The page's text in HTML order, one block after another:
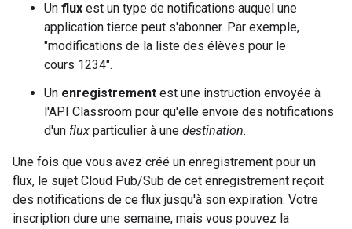
Un flux est un type de notifications auquel une
application tierce peut s'abonner. Par exemple,
"modifications de la liste des élèves pour le
cours 1234".
Un enregistrement est une instruction envoyée à
l'API Classroom pour qu'elle envoie des notifications
d'un flux particulier à une destination.
Une fois que vous avez créé un enregistrement pour un
flux, le sujet Cloud Pub/Sub de cet enregistrement reçoit
des notifications de ce flux jusqu'à son expiration. Votre
inscription dure une semaine, mais vous pouvez la